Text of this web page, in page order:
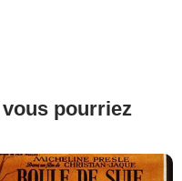
pourriez